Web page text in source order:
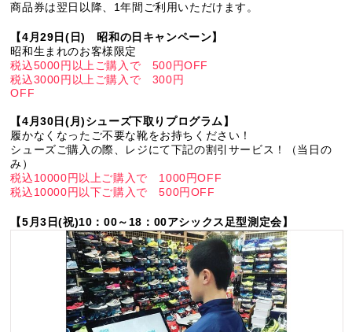
商品券は翌日以降、1年間ご利用いただけます。
【4月29日(日) 昭和の日キャンペーン】
昭和生まれのお客様限定
税込5000円以上ご購入で 500円OFF
税込3000円以上ご購入で 300円
OFF
【4月30日(月)シューズ下取りプログラム】
履かなくなったご不要な靴をお持ちください！
シューズご購入の際、レジにて下記の割引サービス！（当日の
み）
税込10000円以上ご購入で 1000円OFF
税込10000円以下ご購入で 500円OFF
【5月3日(祝)10：00～18：00アシックス足型測定会】